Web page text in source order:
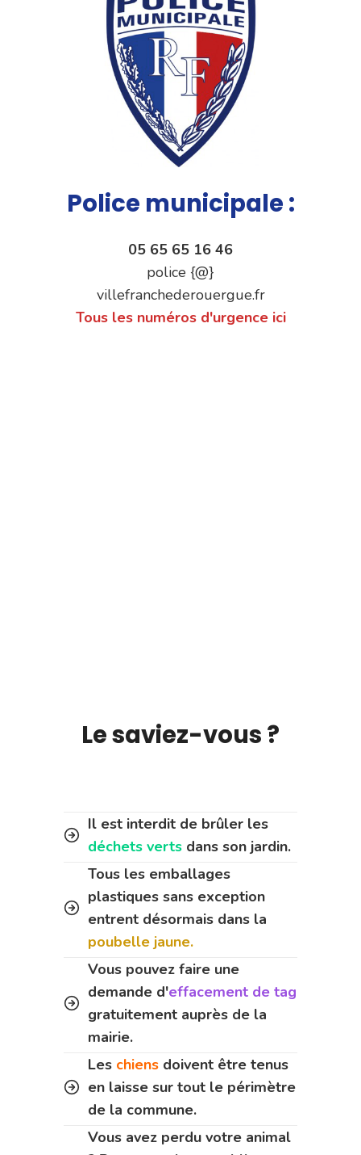
Police municipale :
05 65 65 16 46
police {@}
villefranchederouergue.fr
Tous les numéros d'urgence ici
Le saviez-vous ?
Il est interdit de brûler les
déchets verts dans son jardin.
Tous les emballages
plastiques sans exception
entrent désormais dans la
poubelle jaune.
Vous pouvez faire une
demande d'effacement de tag
gratuitement auprès de la
mairie.
Les chiens doivent être tenus
en laisse sur tout le périmètre
de la commune.
Vous avez perdu votre animal